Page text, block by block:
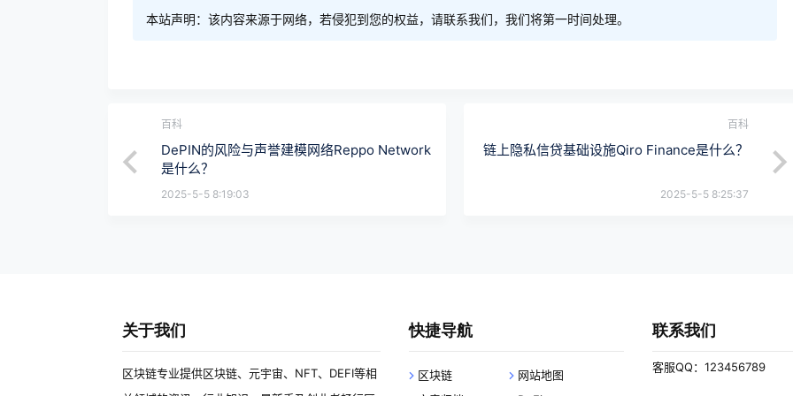
本站声明：该内容来源于网络，若侵犯到您的权益，请联系我们，我们将第一时间处理。
百科
DePIN的风险与声誉建模网络Reppo Network
是什么？
2025-5-5 8:19:03
百科
链上隐私信贷基础设施Qiro Finance是什么？
2025-5-5 8:25:37
关于我们
区块链专业提供区块链、元宇宙、NFT、DEFI等相
快捷导航
区块链
网站地图
联系我们
客服QQ：123456789